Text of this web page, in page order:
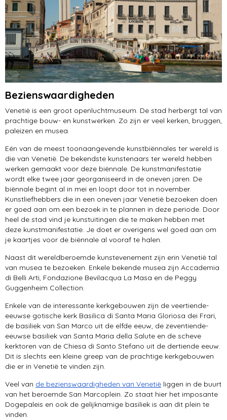
Bezienswaardigheden
Venetië is een groot openluchtmuseum. De stad herbergt tal van
prachtige bouw- en kunstwerken. Zo zijn er veel kerken, bruggen,
paleizen en musea.
Eén van de meest toonaangevende kunstbiënnales ter wereld is
die van Venetië. De bekendste kunstenaars ter wereld hebben
werken gemaakt voor deze biënnale. De kunstmanifestatie
wordt elke twee jaar georganiseerd in de oneven jaren. De
biënnale begint al in mei en loopt door tot in november.
Kunstliefhebbers die in een oneven jaar Venetië bezoeken doen
er goed aan om een bezoek in te plannen in deze periode. Door
heel de stad vind je kunstuitingen die te maken hebben met
deze kunstmanifestatie. Je doet er overigens wel goed aan om
je kaartjes voor de biënnale al vooraf te halen.
Naast dit wereldberoemde kunstevenement zijn erin Venetië tal
van musea te bezoeken. Enkele bekende musea zijn Accademia
di Belli Arti, Fondazione Bevilacqua La Masa en de Peggy
Guggenheim Collection.
Enkele van de interessante kerkgebouwen zijn de veertiende-
eeuwse gotische kerk Basilica di Santa Maria Gloriosa dei Frari,
de basiliek van San Marco uit de elfde eeuw, de zeventiende-
eeuwse basiliek van Santa Maria della Salute en de scheve
kerktoren van de Chiesa di Santo Stefano uit de dertiende eeuw.
Dit is slechts een kleine greep van de prachtige kerkgebouwen
die er in Venetië te vinden zijn.
Veel van de bezienswaardigheden van Venetië liggen in de buurt
van het beroemde San Marcoplein. Zo staat hier het imposante
Dogepaleis en ook de gelijknamige basiliek is aan dit plein te
vinden.